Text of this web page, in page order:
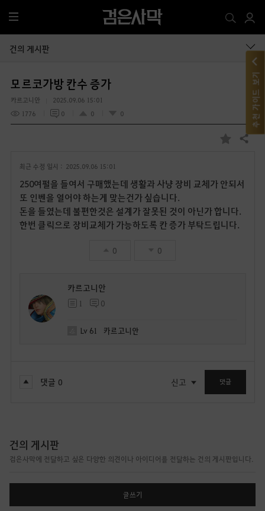
전
체
메
건의 게시판
모르코가방 칸수 증가
카르고니안
2025.09.06 15:01
1776
0 0 0
즐
기
공유하기
최근 수정 일시 : 2025.09.06 15:01
250여펄을 들여서 구매했는데 생활과 사냥 장비 교체가 안되서
또 인벤을 열어야 하는게 맞는건가 싶습니다.
돈을 들였는데 불편한것은 설계가 잘못된 것이 아닌가 합니다.
한번 클릭으로 장비교체가 가능하도록 칸 증가 부탁드립니다.
0 0
카르고니안
1 0
Lv 61 카르고니안
댓글 0 신고 댓글
건의 게시판
검은사막에 전달하고 싶은 다양한 의견이나 아이디어를 전달하는 건의 게시판입니다.
글쓰기
추천 가이드 보기